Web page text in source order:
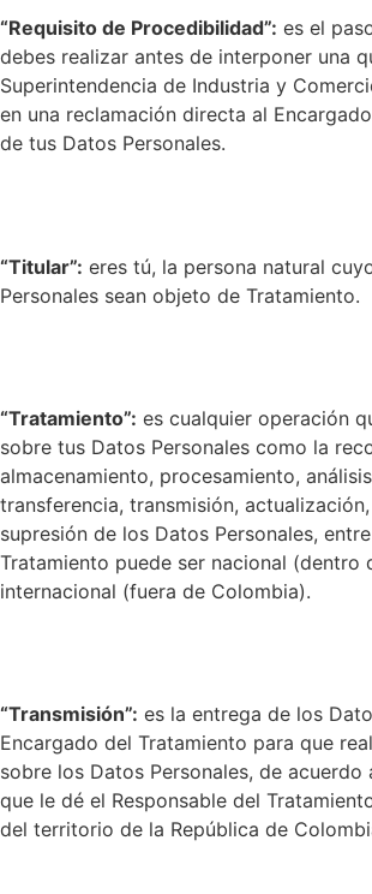
“Requisito de Procedibilidad”: es el
debes realizar antes de interponer una
Superintendencia de Industria y
en una reclamación directa al
de tus Datos Personales.
“Titular”: eres tú, la persona natural
Personales sean objeto de Tratamiento.
“Tratamiento”: es cualquier operación
sobre tus Datos Personales como la
almacenamiento, procesamiento,
transferencia, transmisión,
supresión de los Datos Personales,
Tratamiento puede ser nacional (dentro
internacional (fuera de Colombia).
“Transmisión”: es la entrega de los
Encargado del Tratamiento para que
sobre los Datos Personales, de acuerdo
que le dé el Responsable del
del territorio de la República de